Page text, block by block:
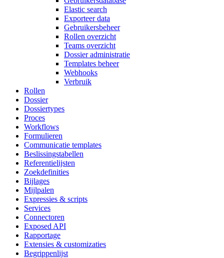
Elastic search
Exporteer data
Gebruikersbeheer
Rollen overzicht
Teams overzicht
Dossier administratie
Templates beheer
Webhooks
Verbruik
Rollen
Dossier
Dossiertypes
Proces
Workflows
Formulieren
Communicatie templates
Beslissingstabellen
Referentielijsten
Zoekdefinities
Bijlages
Mijlpalen
Expressies & scripts
Services
Connectoren
Exposed API
Rapportage
Extensies & customizaties
Begrippenlijst